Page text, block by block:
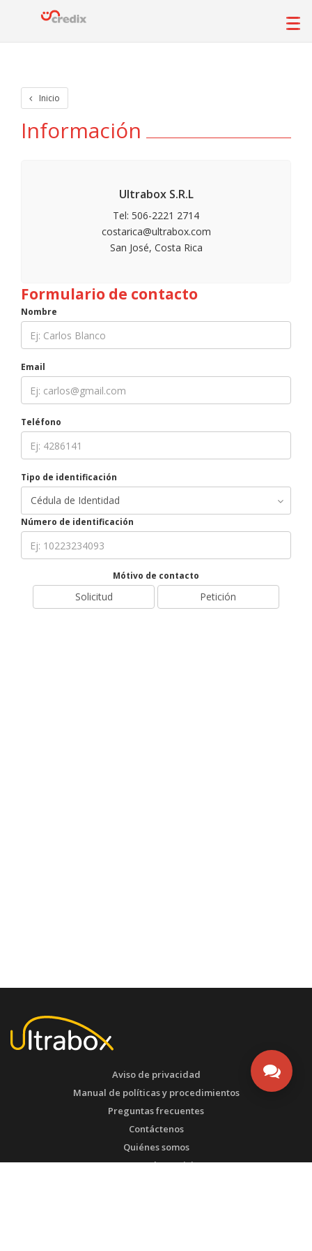
Inicio
Información
Ultrabox S.R.L
Tel: 506-2221 2714
costarica@ultrabox.com
San José, Costa Rica
Formulario de contacto
Nombre
Email
Teléfono
Tipo de identificación
Número de identificación
Mótivo de contacto
Solicitud Petición
Aviso de privacidad
Manual de políticas y procedimientos
Preguntas frecuentes
Contáctenos
Quiénes somos
Contrato de servicios